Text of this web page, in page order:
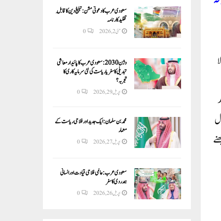
بعد
ثانیہ مرزا لکھتی ہیں کہ ’’30 سال
سعودی عرب کا دعوتی مشن: تبلیغ دین کا قابلِ
تقلید کارنامہ
مئی 2, 2026 0
وژن 2030:سعودی عرب کا پائیدار معاشی
تبدیلی کا سفر یا ریاست کی نئی سرمایہ کاری کا
تجربہ؟
اپریل 29, 2026 0
محمد بن سلمان: ایک جدید اور فلاحی ریاست کے
معمار
اپریل 27, 2026 0
سعودی عرب: عالمی فلاحی قیادت اور انسانی
ہمدردی کا سفر
اپریل 26, 2026 0